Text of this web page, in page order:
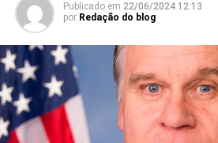
Publicado em 22/06/2024 12:13
por Redação do blog